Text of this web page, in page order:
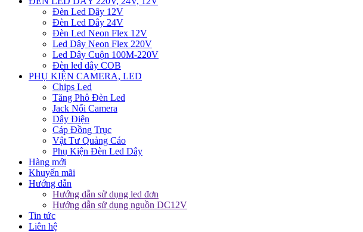
Đèn Led Dây 12V
Đèn Led Dây 24V
Đèn Led Neon Flex 12V
Led Dây Neon Flex 220V
Led Dây Cuộn 100M-220V
Đèn led dây COB
PHỤ KIỆN CAMERA, LED
Chips Led
Tăng Phô Đèn Led
Jack Nối Camera
Dây Điện
Cáp Đồng Trục
Vật Tư Quảng Cáo
Phụ Kiện Đèn Led Dây
Hàng mới
Khuyến mãi
Hướng dẫn
Hướng dẫn sử dụng led đơn
Hướng dẫn sử dụng nguồn DC12V
Tin tức
Liên hệ